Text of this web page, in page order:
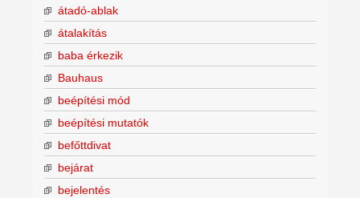
átadó-ablak
átalakítás
baba érkezik
Bauhaus
beépítési mód
beépítési mutatók
befőttdivat
bejárat
bejelentés